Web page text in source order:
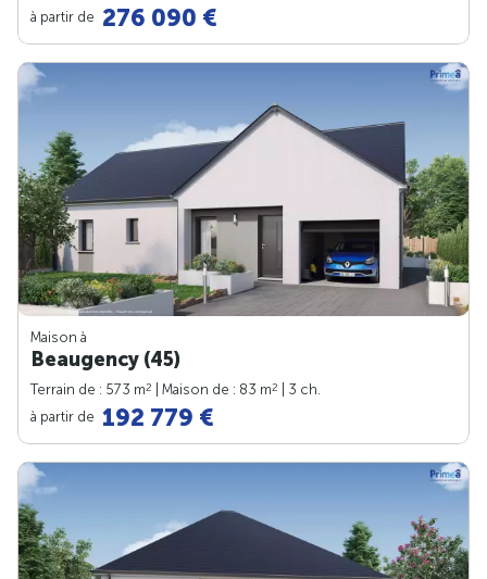
à partir de 276 090 €
Maison à
Beaugency (45)
Terrain de : 573 m2 | Maison de : 83 m2
| 3 ch.
à partir de 192 779 €